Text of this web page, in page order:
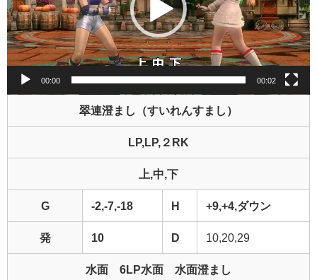
ー
ヤ
ー
00:00 00:02
翠連澄まし（すいれんすまし）
LP,LP,２RK
上,中,下
G -2,-7,-18 H +9,+4,ダウン
発 10 D 10,20,29
水面 6LP水面 水面澄まし